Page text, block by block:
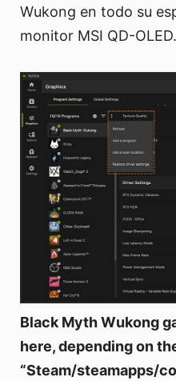
Wukong en todo su
monitor MSI QD-OLED.
Black Myth Wukong
here, depending on
“Steam/steamapps/